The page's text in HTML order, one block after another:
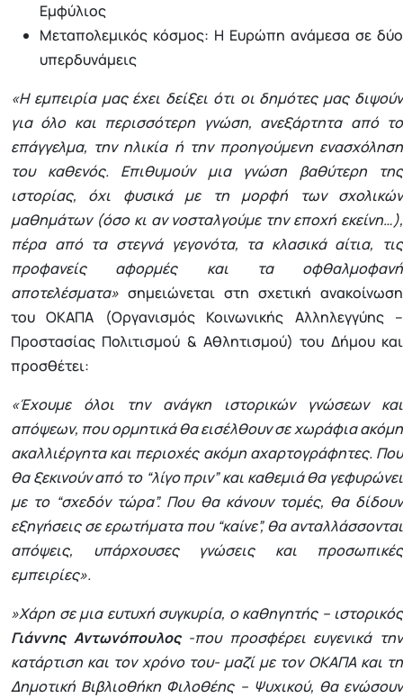
Εμφύλιος
Μεταπολεμικός κόσμος: Η Ευρώπη ανάμεσα σε δύο
υπερδυνάμεις
«Η εμπειρία μας έχει δείξει ότι οι δημότες μας διψούν
για όλο και περισσότερη γνώση, ανεξάρτητα από το
επάγγελμα, την ηλικία ή την προηγούμενη ενασχόληση
του καθενός. Επιθυμούν μια γνώση βαθύτερη της
ιστορίας, όχι φυσικά με τη μορφή των σχολικών
μαθημάτων (όσο κι αν νοσταλγούμε την εποχή εκείνη…),
πέρα από τα στεγνά γεγονότα, τα κλασικά αίτια, τις
προφανείς αφορμές και τα οφθαλμοφανή
αποτελέσματα» σημειώνεται στη σχετική ανακοίνωση
του ΟΚΑΠΑ (Οργανισμός Κοινωνικής Αλληλεγγύης –
Προστασίας Πολιτισμού & Αθλητισμού) του Δήμου και
προσθέτει:
«Έχουμε όλοι την ανάγκη ιστορικών γνώσεων και
απόψεων, που ορμητικά θα εισέλθουν σε χωράφια ακόμη
ακαλλιέργητα και περιοχές ακόμη αχαρτογράφητες. Που
θα ξεκινούν από το “λίγο πριν” και καθεμιά θα γεφυρώνει
με το “σχεδόν τώρα”. Που θα κάνουν τομές, θα δίδουν
εξηγήσεις σε ερωτήματα που “καίνε”, θα ανταλλάσσονται
απόψεις, υπάρχουσες γνώσεις και προσωπικές
εμπειρίες».
»Χάρη σε μια ευτυχή συγκυρία, ο καθηγητής – ιστορικός
Γιάννης Αντωνόπουλος-που προσφέρει ευγενικά την
κατάρτιση και τον χρόνο του- μαζί με τον ΟΚΑΠΑ και τη
Δημοτική Βιβλιοθήκη Φιλοθέης – Ψυχικού, θα ενώσουν